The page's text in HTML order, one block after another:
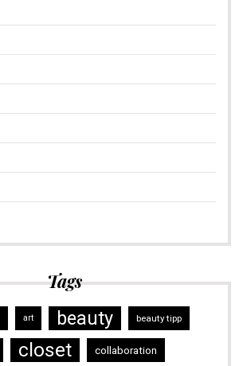
Tags
art beauty beauty tipp
closet collaboration